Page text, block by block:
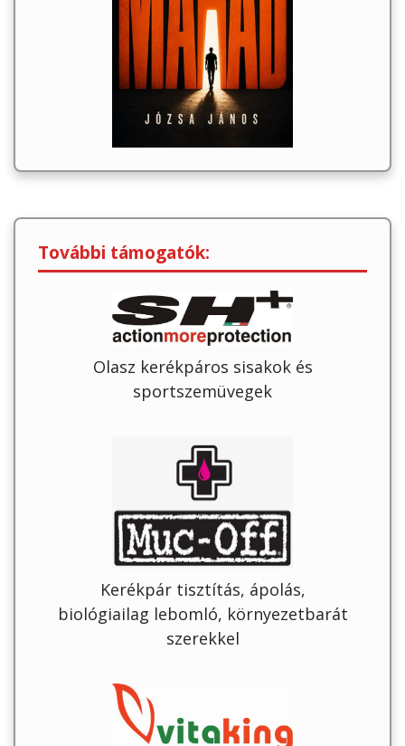
További támogatók:
Olasz kerékpáros sisakok és
sportszemüvegek
Kerékpár tisztítás, ápolás,
biológiailag lebomló, környezetbarát
szerekkel